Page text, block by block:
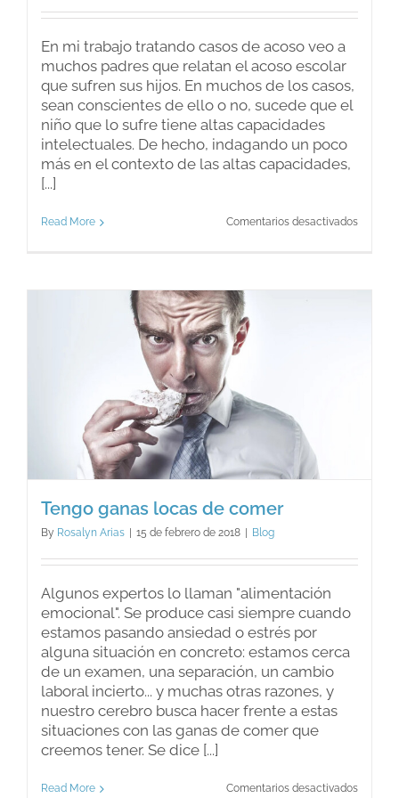
En mi trabajo tratando casos de acoso veo a
muchos padres que relatan el acoso escolar
que sufren sus hijos. En muchos de los casos,
sean conscientes de ello o no, sucede que el
niño que lo sufre tiene altas capacidades
intelectuales. De hecho, indagando un poco
más en el contexto de las altas capacidades,
[...]
Read More Comentarios desactivadosen
con
Tengo ganas locas de comer
By Rosalyn Arias 15 de febrero de 2018 Blog
Algunos expertos lo llaman "alimentación
emocional". Se produce casi siempre cuando
estamos pasando ansiedad o estrés por
alguna situación en concreto: estamos cerca
de un examen, una separación, un cambio
laboral incierto... y muchas otras razones, y
nuestro cerebro busca hacer frente a estas
situaciones con las ganas de comer que
creemos tener. Se dice [...]
Read More Comentarios desactivadosen